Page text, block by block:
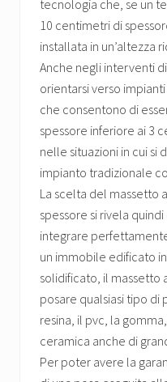
tecnologia che, se un
10 centimetri di
installata in un’altezza
Anche negli interventi
orientarsi verso
che consentono di
spessore inferiore ai 3
nelle situazioni in cui si
impianto tradizionale
La scelta del massetto
spessore si rivela
integrare
un immobile edificato
solidificato, il massetto
posare qualsiasi tipo di
resina, il pvc, la
ceramica anche di
Per poter avere la